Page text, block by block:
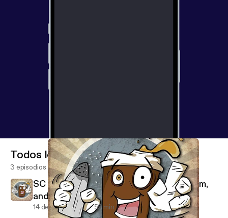
Todos los episodios
3 episodios
SC Podcast Ep 29: Turning 30, Minimalism,
and Dreams
14 de feb de 2018 52 min